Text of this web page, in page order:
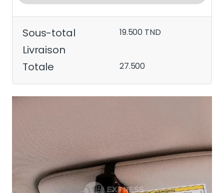
Sous-total 19.500 TND
Livraison
Totale
27.500